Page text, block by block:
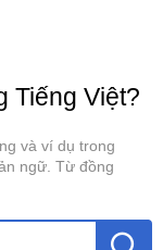
Tiếng Việt?
và ví dụ trong
ngữ. Từ đồng